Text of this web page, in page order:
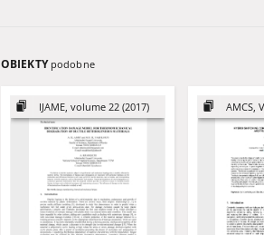
OBIEKTY podobne
IJAME, volume 22 (2017) AMCS,